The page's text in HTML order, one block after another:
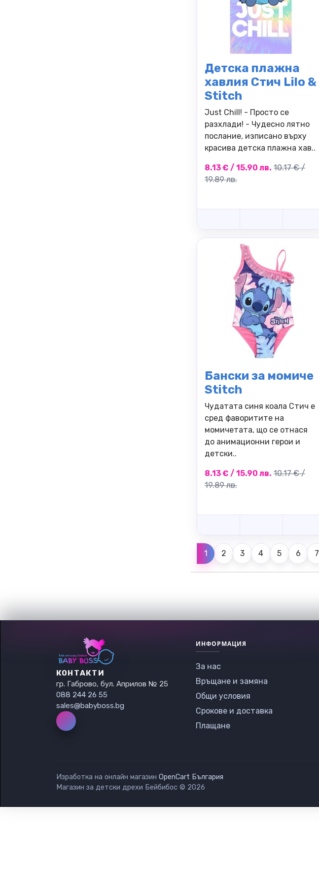
Детска плажна
хавлия Стич Lilo &
Stitch
Just Chill! - Просто се
разхлади! - Чудесно лятно
послание, изписано върху
красива детска плажна хав..
8.13 € / 15.90 лв. 10.17 € /
19.89 лв.
Бански за момиче
Stitch
Чудатата синя коала Стич е
сред фаворитите на
момичетата, що се отнася
до анимационни герои и
детски..
8.13 € / 15.90 лв. 10.17 € /
19.89 лв.
1 2 3 4 5 6 7
КОНТАКТИ
гр. Габрово, бул. Априлов № 25
088 244 26 55
sales@babyboss.bg
ИНФОРМАЦИЯ
За нас
Връщане и замяна
Общи условия
Срокове и доставка
Плащане
Изработка на онлайн магазин OpenCart България
Магазин за детски дрехи Бейбибос © 2026